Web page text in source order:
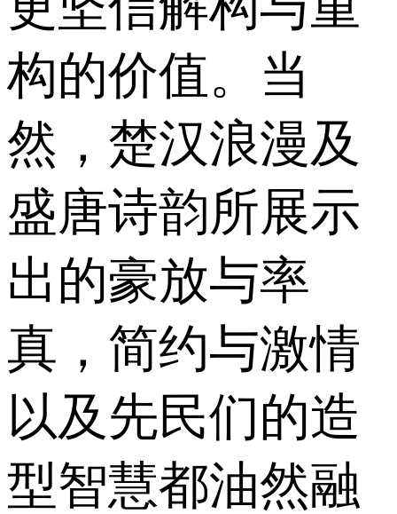
构的价值。当
然，楚汉浪漫及
盛唐诗韵所展示
出的豪放与率
真，简约与激情
以及先民们的造
型智慧都油然融